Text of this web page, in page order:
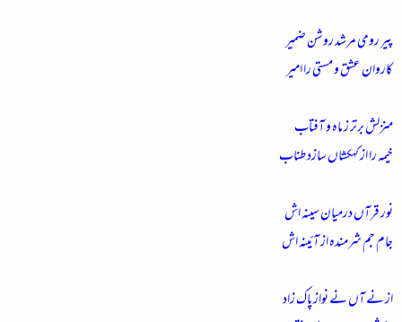
پیر رومی مرشد روشن ضمیر
کاروان عشق و مستی را امیر
منزلش برتر ز ماہ و آفتاب
خیمہ را از کہکشاں سازد طناب
نور قرآں درمیان سینہ اش
جام جم شرمندہ از آئینہ اش
از نے آں نے نواز پاک زاد